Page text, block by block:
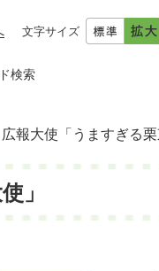
文字サイズ
検索
広報大使「うますぎる栗
」